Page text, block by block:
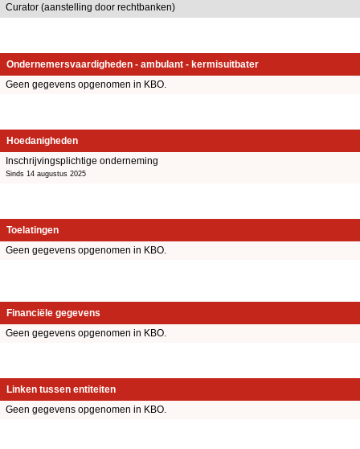
Curator (aanstelling door rechtbanken)
Ondernemersvaardigheden - ambulant - kermisuitbater
Geen gegevens opgenomen in KBO.
Hoedanigheden
Inschrijvingsplichtige onderneming
Sinds 14 augustus 2025
Toelatingen
Geen gegevens opgenomen in KBO.
Financiële gegevens
Geen gegevens opgenomen in KBO.
Linken tussen entiteiten
Geen gegevens opgenomen in KBO.